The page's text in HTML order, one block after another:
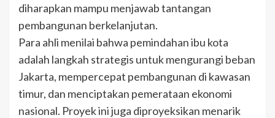
diharapkan mampu menjawab tantangan
pembangunan berkelanjutan.
Para ahli menilai bahwa pemindahan ibu kota
adalah langkah strategis untuk mengurangi beban
Jakarta, mempercepat pembangunan di kawasan
timur, dan menciptakan pemerataan ekonomi
nasional. Proyek ini juga diproyeksikan menarik